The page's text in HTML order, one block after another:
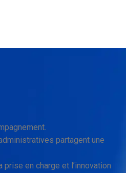
partagent une
en charge et l’innovation